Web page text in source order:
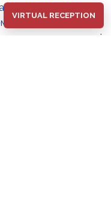
табиғаты
ұлттық мәдени
құрметті
VIRTUAL RECEPTION